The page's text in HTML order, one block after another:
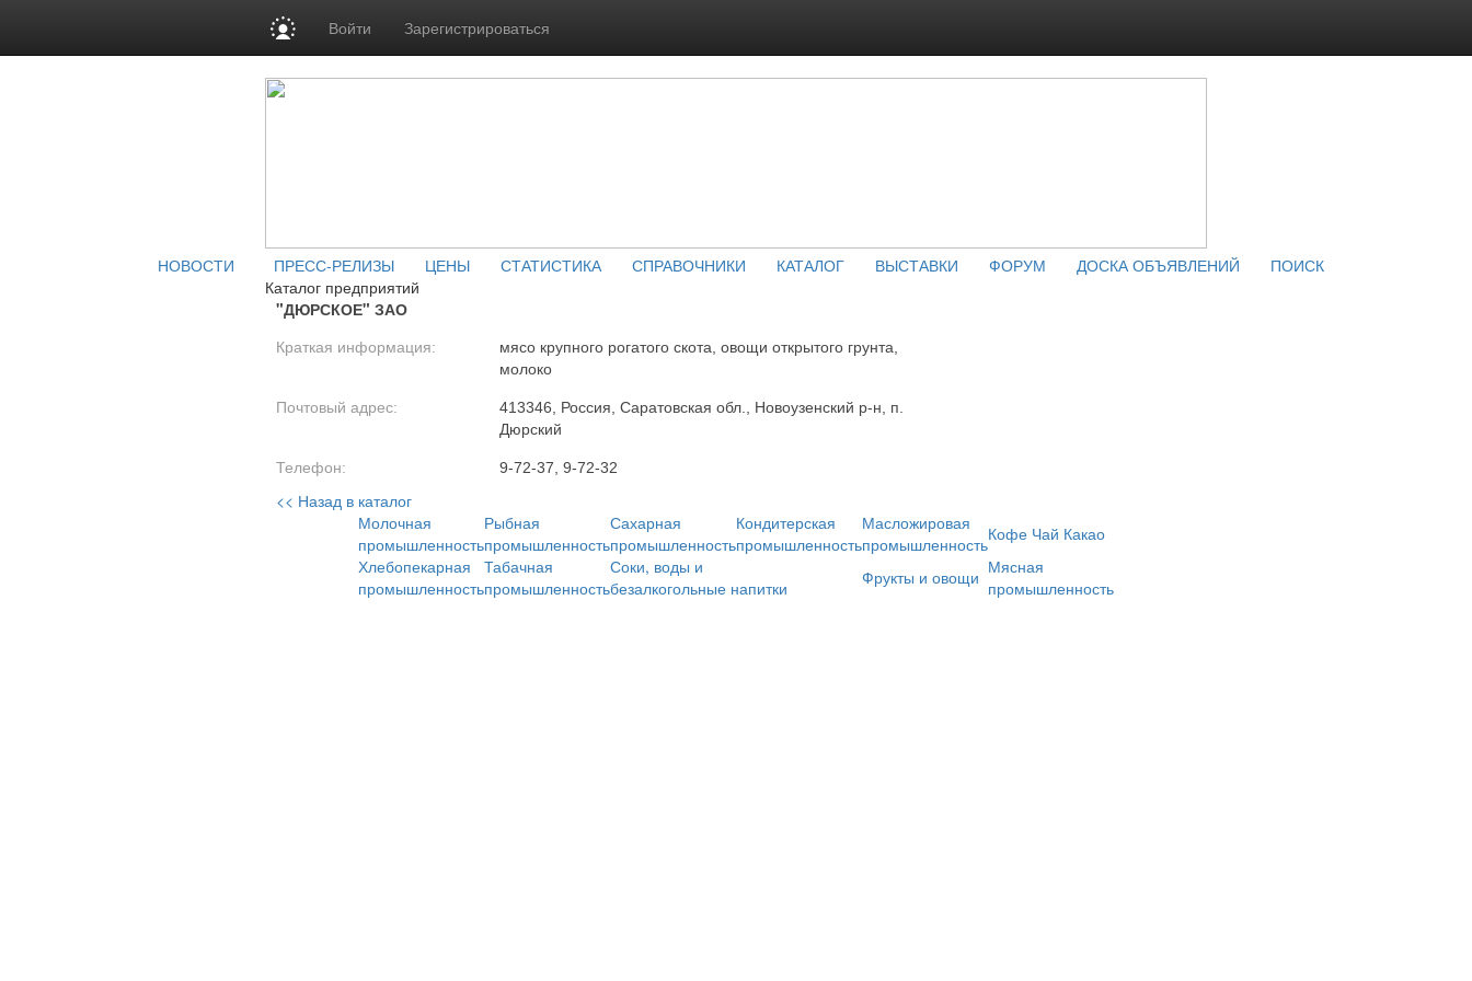
Войти Зарегистрироваться
НОВОСТИ ПРЕСС-РЕЛИЗЫ ЦЕНЫ СТАТИСТИКА СПРАВОЧНИКИ КАТАЛОГ ВЫСТАВКИ ФОРУМ ДОСКА ОБЪЯВЛЕНИЙ
ПОИСК
Каталог предприятий
"ДЮРСКОЕ" ЗАО
Краткая информация:
мясо крупного рогатого скота, овощи открытого грунта,
молоко
Почтовый адрес:
413346, Россия, Саратовская обл., Новоузенский р-н, п.
Дюрский
Телефон: 9-72-37, 9-72-32
<< Назад в каталог
Молочная
промышленность
Рыбная
промышленность
Сахарная
промышленность
Кондитерская
промышленность
Масложировая
промышленностьКофе Чай Какао
Хлебопекарная
промышленность
Табачная
промышленность
Соки, воды и
безалкогольные напитки
Фрукты и овощи Мясная
промышленность